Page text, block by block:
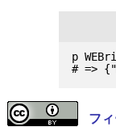
p
フ